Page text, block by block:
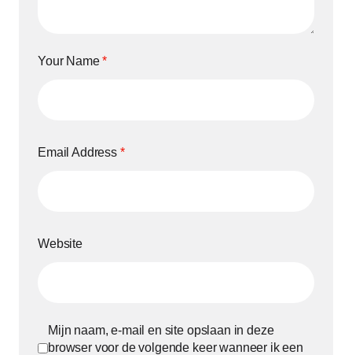
Your Name*
Email Address *
Website
Mijn naam, e-mail en site opslaan in deze
browser voor de volgende keer wanneer ik een